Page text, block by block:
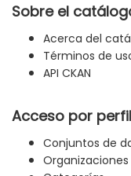
Sobre el
Acerca del
Términos de
API CKAN
Acceso por
Conjuntos de
Organizaciones